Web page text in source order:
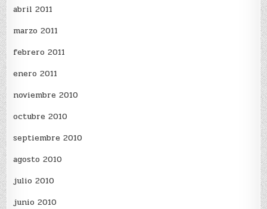
abril 2011
marzo 2011
febrero 2011
enero 2011
noviembre 2010
octubre 2010
septiembre 2010
agosto 2010
julio 2010
junio 2010